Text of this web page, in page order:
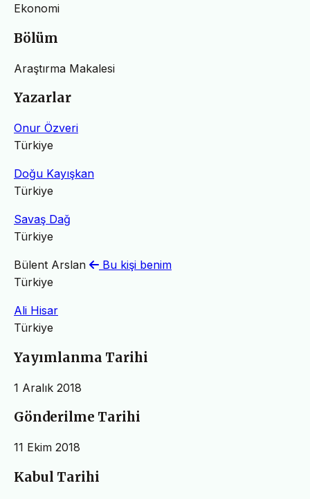
Ekonomi
Bölüm
Araştırma Makalesi
Yazarlar
Onur Özveri
Türkiye
Doğu Kayışkan
Türkiye
Savaş Dağ
Türkiye
Bülent Arslan
Bu kişi benim
Türkiye
Ali Hisar
Türkiye
Yayımlanma Tarihi
1 Aralık 2018
Gönderilme Tarihi
11 Ekim 2018
Kabul Tarihi